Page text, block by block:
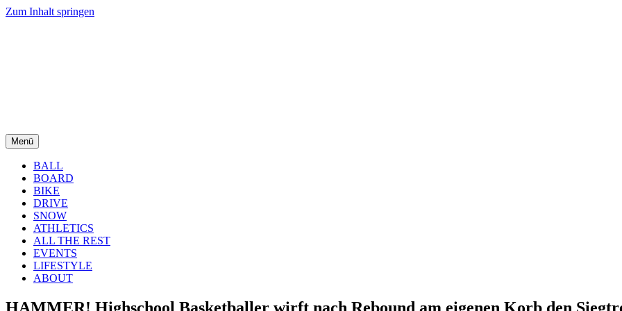
Zum Inhalt springen
Menü
BALL
BOARD
BIKE
DRIVE
SNOW
ATHLETICS
ALL THE REST
EVENTS
LIFESTYLE
ABOUT